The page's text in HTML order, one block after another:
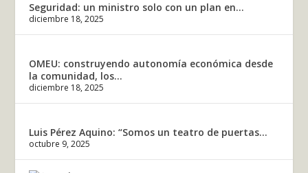
Seguridad: un ministro solo con un plan en...
diciembre 18, 2025
OMEU: construyendo autonomía económica desde
la comunidad, los...
diciembre 18, 2025
Luis Pérez Aquino: “Somos un teatro de puertas...
octubre 9, 2025